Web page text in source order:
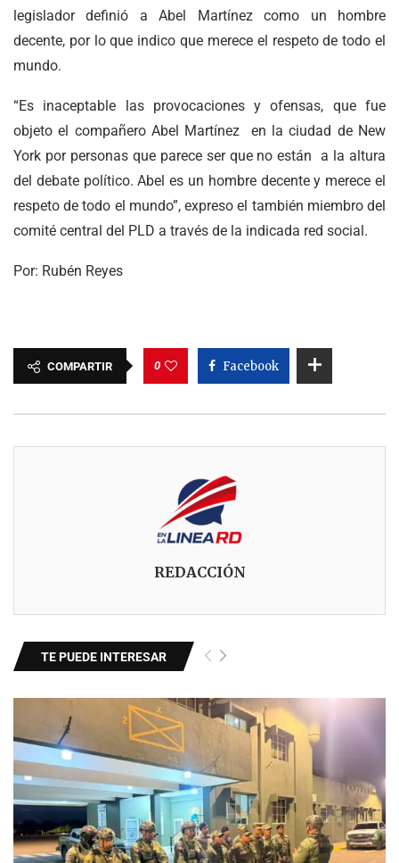
legislador definió a Abel Martínez como un hombre
decente, por lo que indico que merece el respeto de todo el
mundo.
“Es inaceptable las provocaciones y ofensas, que fue
objeto el compañero Abel Martínez en la ciudad de New
York por personas que parece ser que no están a la altura
del debate político. Abel es un hombre decente y merece el
respeto de todo el mundo”, expreso el también miembro del
comité central del PLD a través de la indicada red social.
Por: Rubén Reyes
COMPARTIR 0 Facebook
REDACCIÓN
TE PUEDE INTERESAR